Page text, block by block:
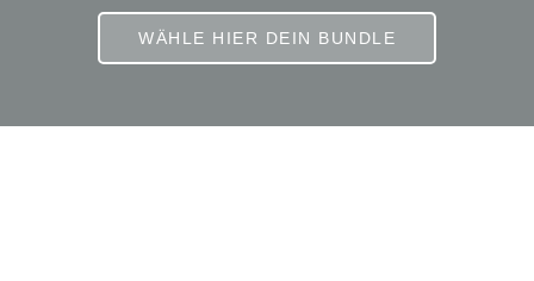
WÄHLE HIER DEIN BUNDLE